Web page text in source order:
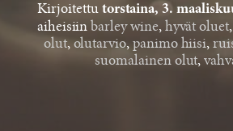
Kirjoitettu torstaina, 3.
aiheisiin barley wine, hyvät oluet,
olut, olutarvio, panimo hiisi,
suomalainen olut,